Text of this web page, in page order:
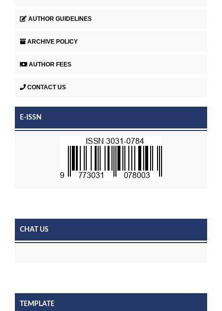
AUTHOR GUIDELINES
ARCHIVE POLICY
AUTHOR FEES
CONTACT US
E-ISSN
CHAT US
TEMPLATE